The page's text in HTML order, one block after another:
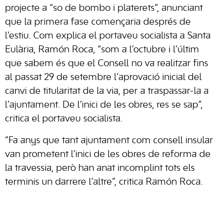
projecte a “so de bombo i platerets”, anunciant
que la primera fase començaria després de
l’estiu. Com explica el portaveu socialista a Santa
Eulària, Ramón Roca, “som a l’octubre i l’últim
que sabem és que el Consell no va realitzar fins
al passat 29 de setembre l’aprovació inicial del
canvi de titularitat de la via, per a traspassar-la a
l’ajuntament. De l’inici de les obres, res se sap”,
critica el portaveu socialista.
“Fa anys que tant ajuntament com consell insular
van prometent l’inici de les obres de reforma de
la travessia, però han anat incomplint tots els
terminis un darrere l’altre”, critica Ramón Roca.